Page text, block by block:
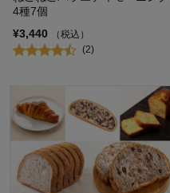
4種7個
¥3,440
（税込）
(2)